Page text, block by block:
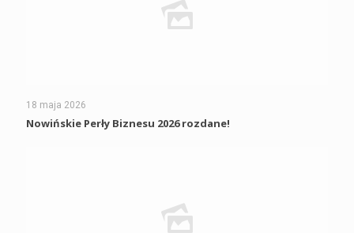
18 maja 2026
Nowińskie Perły Biznesu 2026 rozdane!